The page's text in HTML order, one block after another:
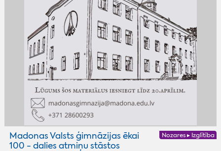
Nozares ▸ Izglītība
Madonas Valsts ģimnāzijas ēkai
100 - dalies atmiņu stāstos